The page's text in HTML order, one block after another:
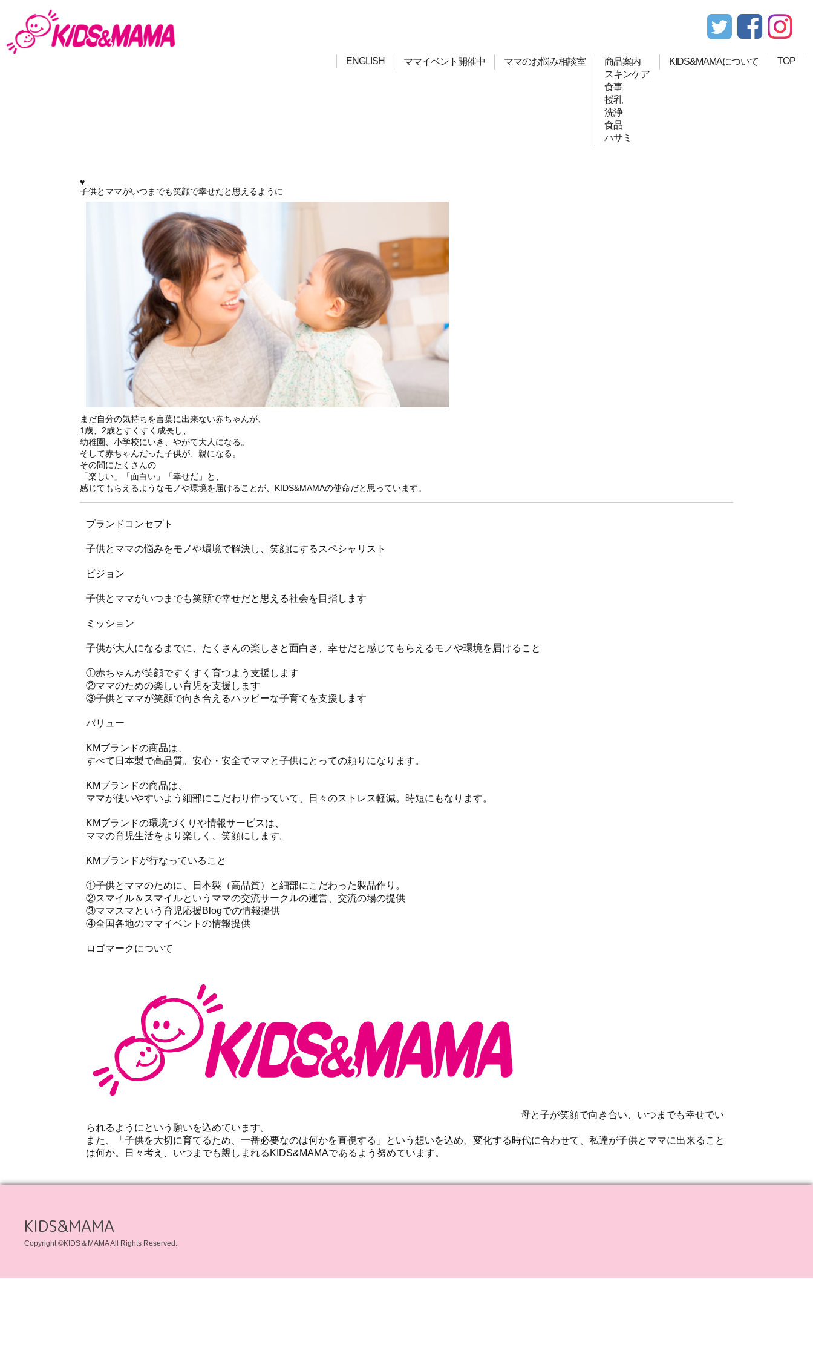
TOP
KIDS&MAMAについて
商品案内
スキンケア
食事
授乳
洗浄
食品
ハサミ
ママのお悩み相談室
ママイベント開催中
ENGLISH
♥
子供とママがいつまでも笑顔で幸せだと思えるように
まだ自分の気持ちを言葉に出来ない赤ちゃんが、
1歳、2歳とすくすく成長し、
幼稚園、小学校にいき、やがて大人になる。
そして赤ちゃんだった子供が、親になる。
その間にたくさんの
「楽しい」「面白い」「幸せだ」と、
感じてもらえるようなモノや環境を届けることが、KIDS&MAMAの使命だと思っています。
ブランドコンセプト
子供とママの悩みをモノや環境で解決し、笑顔にするスペシャリスト
ビジョン
子供とママがいつまでも笑顔で幸せだと思える社会を目指します
ミッション
子供が大人になるまでに、たくさんの楽しさと面白さ、幸せだと感じてもらえるモノや環境を届けること
①赤ちゃんが笑顔ですくすく育つよう支援します
②ママのための楽しい育児を支援します
③子供とママが笑顔で向き合えるハッピーな子育てを支援します
バリュー
KMブランドの商品は、
すべて日本製で高品質。安心・安全でママと子供にとっての頼りになります。
KMブランドの商品は、
ママが使いやすいよう細部にこだわり作っていて、日々のストレス軽減。時短にもなります。
KMブランドの環境づくりや情報サービスは、
ママの育児生活をより楽しく、笑顔にします。
KMブランドが行なっていること
①子供とママのために、日本製（高品質）と細部にこだわった製品作り。
②スマイル＆スマイルというママの交流サークルの運営、交流の場の提供
③ママスマという育児応援Blogでの情報提供
④全国各地のママイベントの情報提供
ロゴマークについて
母と子が笑顔で向き合い、いつまでも幸せでい
られるようにという願いを込めています。
また、「子供を大切に育てるため、一番必要なのは何かを直視する」という想いを込め、変化する時代に合わせて、私達が子供とママに出来ること
は何か。日々考え、いつまでも親しまれるKIDS&MAMAであるよう努めています。
KIDS&MAMA
Copyright ©KIDS＆MAMA All Rights Reserved.